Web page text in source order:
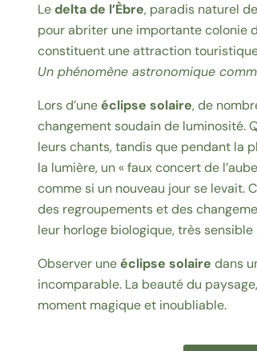
Ledelta de l’Èbre, paradis naturel
pour abriter une importante colonie
constituent une attraction
Un phénomène astronomique
Lors d’uneéclipse solaire, de
changement soudain de luminosité.
leurs chants, tandis que pendant la
la lumière, un « faux concert de
comme si un nouveau jour se levait.
des regroupements et des
leur horloge biologique, très
Observer uneéclipse solaire dans
incomparable. La beauté du
moment magique et inoubliable.